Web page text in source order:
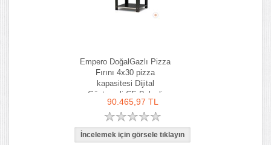
Empero DoğalGazlı Pizza
Fırını 4x30 pizza
kapasitesi Dijital
Göstergeli CE Belgeli
90.465,97 TL